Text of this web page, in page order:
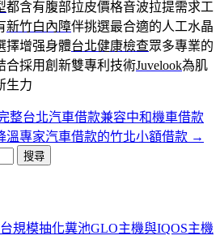
都含有腹部拉皮價格音波拉提需求工
新竹白內障伴挑選最合適的人工水晶
擇增强身體台北健康檢查眾多專業的
合採用創新雙專利技術Juvelook為肌
生力
整台北汽車借款兼容中和機車借款
溫專家汽車借款的竹北小額借款 →
規模抽化糞池GLO主機與IQOS主機